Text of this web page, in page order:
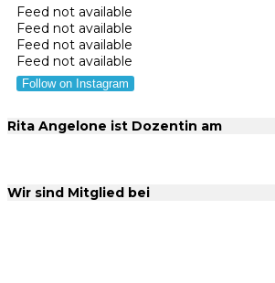
Feed not available
Feed not available
Feed not available
Feed not available
Follow on Instagram
Rita Angelone ist Dozentin am
Wir sind Mitglied bei